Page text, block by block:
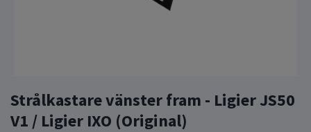
Strålkastare vänster fram - Ligier JS50
V1 / Ligier IXO (Original)